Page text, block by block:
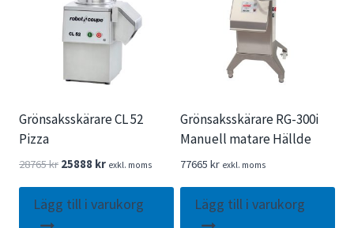
Grönsaksskärare CL 52
Pizza
28765kr Det
priset
25888 krDet
priset
exkl. moms
Lägg till i varukorg
Grönsaksskärare RG-300i
Manuell matare Hällde
77665 kr exkl. moms
Lägg till i varukorg